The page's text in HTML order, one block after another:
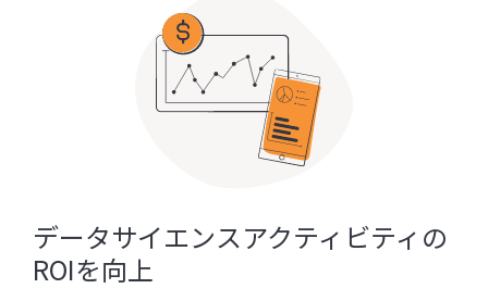
データサイエンスアクティビティの
ROIを向上